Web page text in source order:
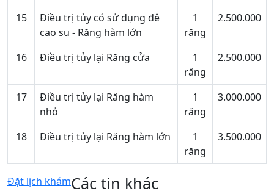
15
Điều trị tủy có sử dụng đê
cao su - Răng hàm lớn
1
răng
2.500.000
16 Điều trị tủy lại Răng cửa
1
răng
2.500.000
17
Điều trị tủy lại Răng hàm
nhỏ
1
răng
3.000.000
18 Điều trị tủy lại Răng hàm lớn
1
răng
3.500.000
Đặt lịch khámCác tin khác